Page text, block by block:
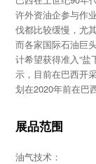
许外资油企参与作
伐都比较缓慢，尤
而各家国际石油巨
计希望获得准入“盐
示，目前在巴西开
划在2020年前在巴
展品范围
油气技术：